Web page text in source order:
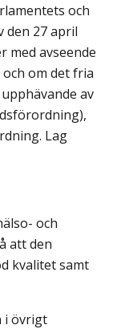
och
den 27 april
med avseende
om det fria
av
Lag
och
att den
kvalitet samt
i övrigt